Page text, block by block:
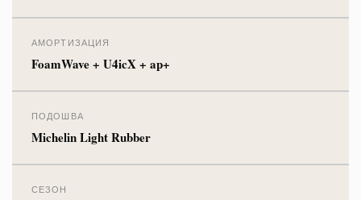
АМОРТИЗАЦИЯ
FoamWave + U4icX + ap+
ПОДОШВА
Michelin Light Rubber
СЕЗОН